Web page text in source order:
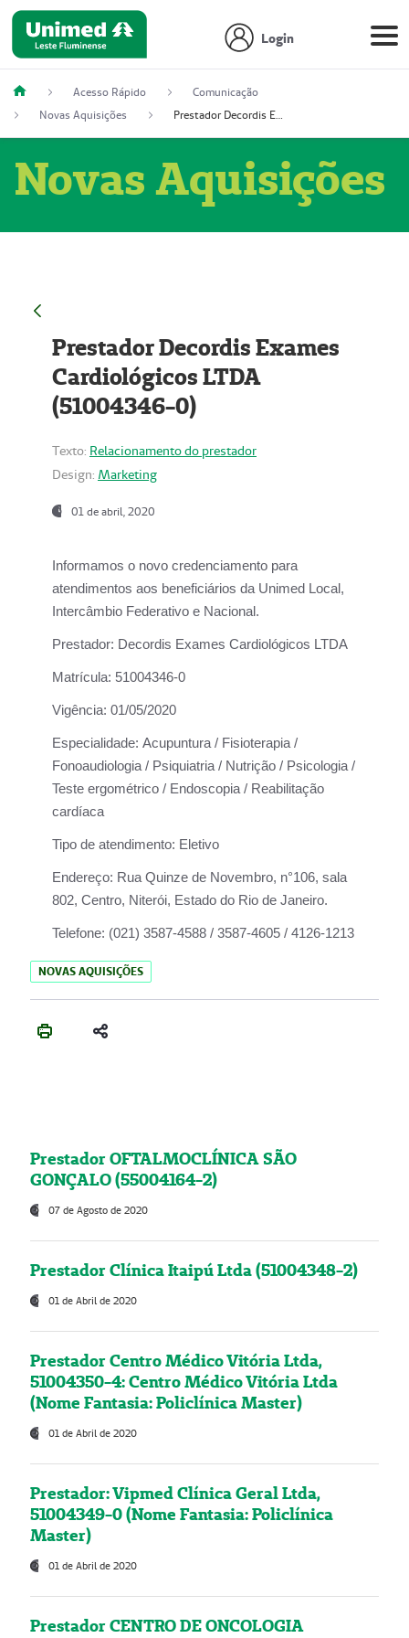
Login
Acesso Rápido
Comunicação
Novas Aquisições
Prestador Decordis Exames Cardiológicos LTDA (51004346-0)
Novas Aquisições
Prestador Decordis Exames
Cardiológicos LTDA
(51004346-0)
Texto: Relacionamento do prestador
Design: Marketing
01 de abril, 2020
Informamos o novo credenciamento para
atendimentos aos beneficiários da Unimed Local,
Intercâmbio Federativo e Nacional.
Prestador: Decordis Exames Cardiológicos LTDA
Matrícula: 51004346-0
Vigência: 01/05/2020
Especialidade: Acupuntura / Fisioterapia /
Fonoaudiologia / Psiquiatria / Nutrição / Psicologia /
Teste ergométrico / Endoscopia / Reabilitação
cardíaca
Tipo de atendimento: Eletivo
Endereço: Rua Quinze de Novembro, n°106, sala
802, Centro, Niterói, Estado do Rio de Janeiro.
Telefone: (021) 3587-4588 / 3587-4605 / 4126-1213
NOVAS AQUISIÇÕES
Prestador OFTALMOCLÍNICA SÃO
GONÇALO (55004164-2)
07 de Agosto de 2020
Prestador Clínica Itaipú Ltda (51004348-2)
01 de Abril de 2020
Prestador Centro Médico Vitória Ltda,
51004350-4: Centro Médico Vitória Ltda
(Nome Fantasia: Policlínica Master)
01 de Abril de 2020
Prestador: Vipmed Clínica Geral Ltda,
51004349-0 (Nome Fantasia: Policlínica
Master)
01 de Abril de 2020
Prestador CENTRO DE ONCOLOGIA